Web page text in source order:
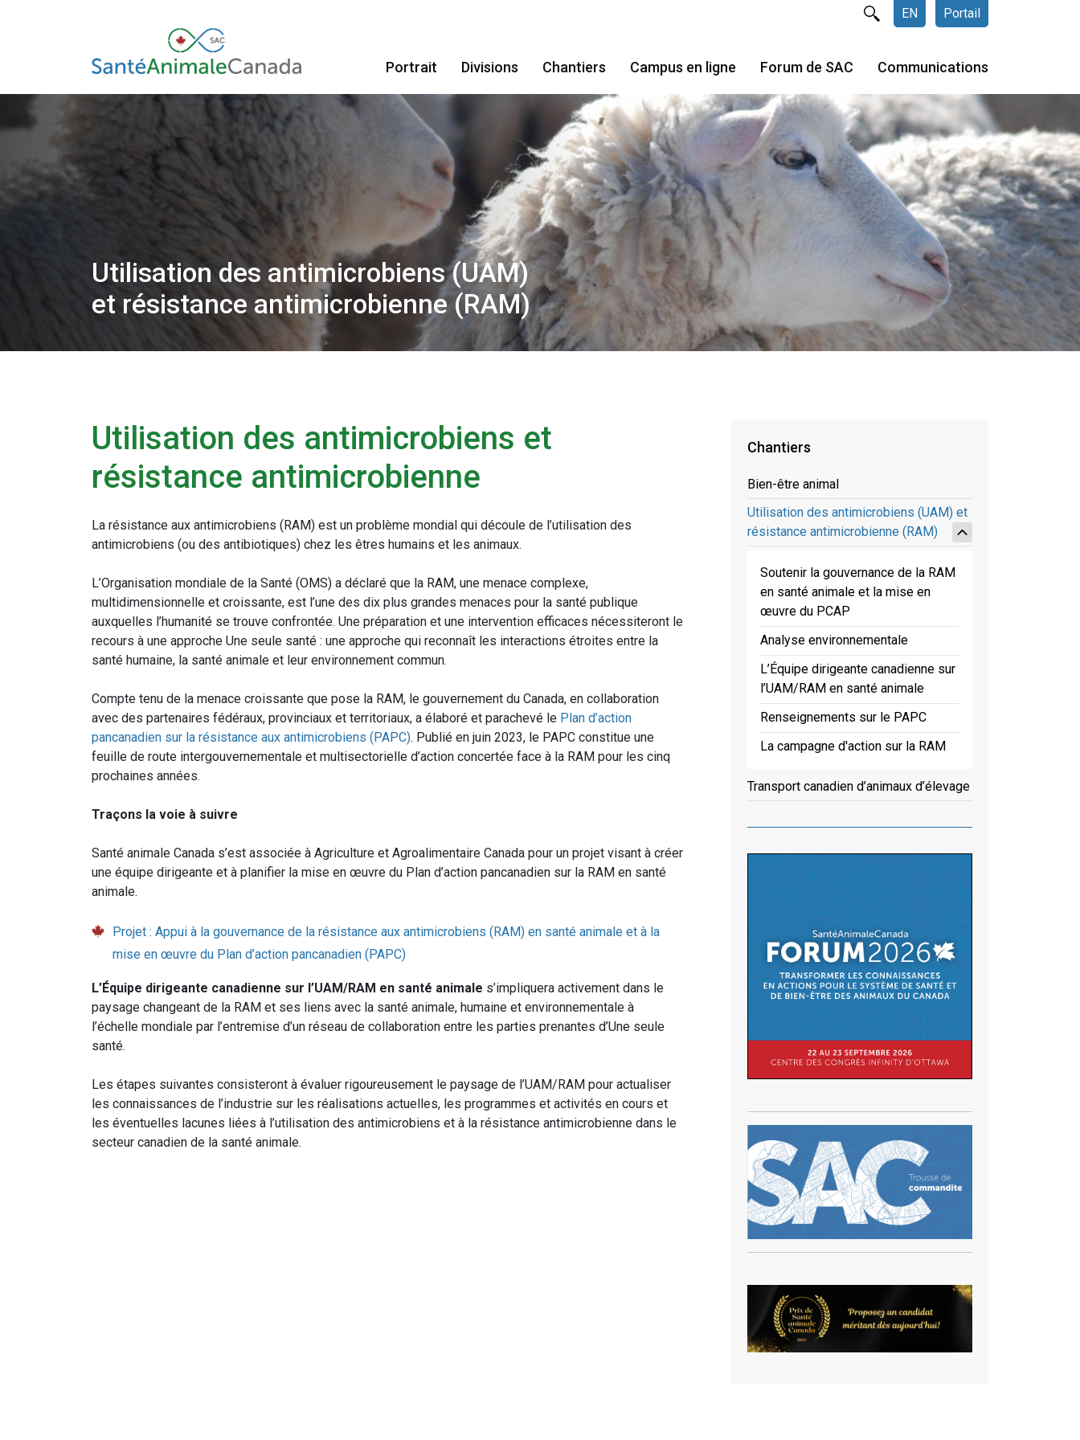
EN Portail
Portrait Divisions Chantiers Campus en ligne Forum de SAC Communications
Utilisation des antimicrobiens (UAM)
et résistance antimicrobienne (RAM)
Utilisation des antimicrobiens et
résistance antimicrobienne
La résistance aux antimicrobiens (RAM) est un problème mondial qui découle de l’utilisation des
antimicrobiens (ou des antibiotiques) chez les êtres humains et les animaux.
L’Organisation mondiale de la Santé (OMS) a déclaré que la RAM, une menace complexe,
multidimensionnelle et croissante, est l’une des dix plus grandes menaces pour la santé publique
auxquelles l’humanité se trouve confrontée. Une préparation et une intervention efficaces nécessiteront le
recours à une approche Une seule santé : une approche qui reconnaît les interactions étroites entre la
santé humaine, la santé animale et leur environnement commun.
Compte tenu de la menace croissante que pose la RAM, le gouvernement du Canada, en collaboration
avec des partenaires fédéraux, provinciaux et territoriaux, a élaboré et parachevé le Plan d’action
pancanadien sur la résistance aux antimicrobiens (PAPC). Publié en juin 2023, le PAPC constitue une
feuille de route intergouvernementale et multisectorielle d’action concertée face à la RAM pour les cinq
prochaines années.
Traçons la voie à suivre
Santé animale Canada s’est associée à Agriculture et Agroalimentaire Canada pour un projet visant à créer
une équipe dirigeante et à planifier la mise en œuvre du Plan d’action pancanadien sur la RAM en santé
animale.
Projet : Appui à la gouvernance de la résistance aux antimicrobiens (RAM) en santé animale et à la
mise en œuvre du Plan d’action pancanadien (PAPC)
L’Équipe dirigeante canadienne sur l’UAM/RAM en santé animale s’impliquera activement dans le
paysage changeant de la RAM et ses liens avec la santé animale, humaine et environnementale à
l’échelle mondiale par l’entremise d’un réseau de collaboration entre les parties prenantes d’Une seule
santé.
Les étapes suivantes consisteront à évaluer rigoureusement le paysage de l’UAM/RAM pour actualiser
les connaissances de l’industrie sur les réalisations actuelles, les programmes et activités en cours et
les éventuelles lacunes liées à l’utilisation des antimicrobiens et à la résistance antimicrobienne dans le
secteur canadien de la santé animale.
Chantiers
Bien-être animal
Utilisation des antimicrobiens (UAM) et
résistance antimicrobienne (RAM)
Soutenir la gouvernance de la RAM
en santé animale et la mise en
œuvre du PCAP
Analyse environnementale
L’Équipe dirigeante canadienne sur
l’UAM/RAM en santé animale
Renseignements sur le PAPC
La campagne d'action sur la RAM
Transport canadien d’animaux d’élevage